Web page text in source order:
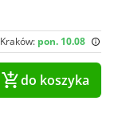
Kraków: pon. 10.08
do koszyka